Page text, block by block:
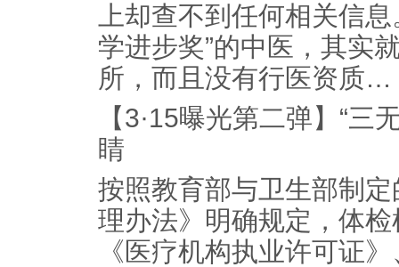
上却查不到任何相关信
学进步奖”的中医，其实
所，而且没有行医资质…
【3·15曝光第二弹】“三
睛
按照教育部与卫生部制
理办法》明确规定，体
《医疗机构执业许可证